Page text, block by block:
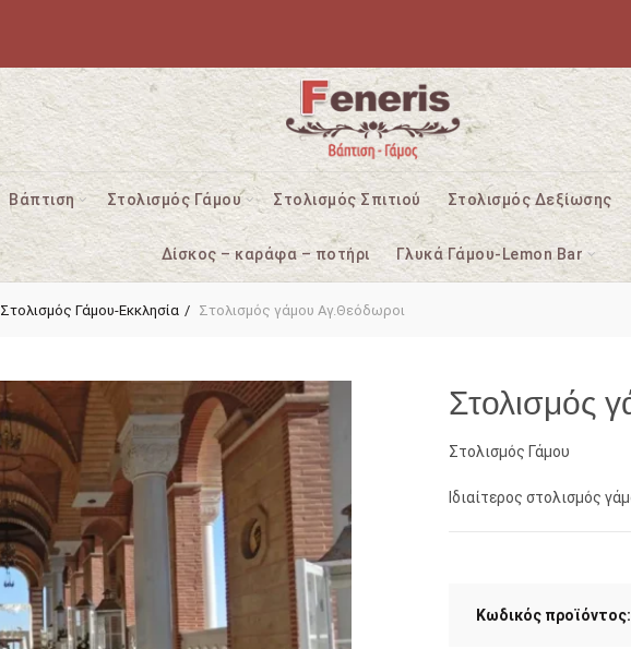
Βάπτιση Στολισμός Γάμου Στολισμός Σπιτιού Στολισμός Δεξίωσης
Δίσκος – καράφα – ποτήρι Γλυκά Γάμου-Lemon Bar
Στολισμός Γάμου-Εκκλησία Στολισμός γάμου Αγ.Θεόδωροι
Στολισμός
Στολισμός Γάμου
Ιδιαίτερος στολισμός
Κωδικός προϊόντος: